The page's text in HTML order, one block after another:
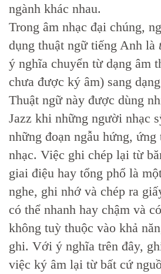
ngành khác nhau.
Trong âm nhạc đại chúng,
dụng thuật ngữ tiếng Anh là
ý nghĩa chuyển từ dạng âm
chưa được ký âm) sang
Thuật ngữ này được dùng
Jazz khi những người nhạc
những đoạn ngẫu hứng, ứng
nhạc. Việc ghi chép lại từ
giai điệu hay tổng phổ là
nghe, ghi nhớ và chép ra
có thể nhanh hay chậm và
không tuỳ thuộc vào khả
ghi. Với ý nghĩa trên đây,
việc ký âm lại từ bất cứ